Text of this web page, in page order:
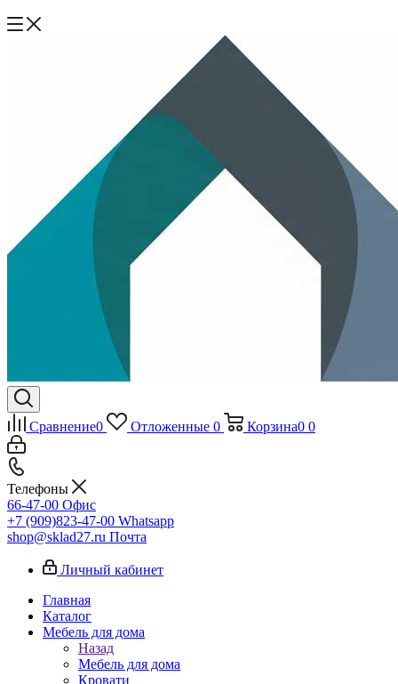
Сравнение0 Отложенные 0 Корзина0 0
Телефоны
66-47-00 Офис
+7 (909)823-47-00 Whatsapp
shop@sklad27.ru Почта
Личный кабинет
Главная
Каталог
Мебель для дома
Назад
Мебель для дома
Кровати